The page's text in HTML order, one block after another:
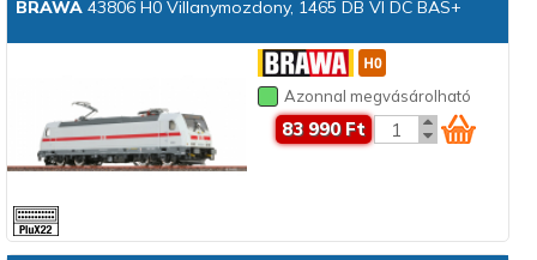
BRAWA43806 H0 Villanymozdony, 1465 DB VI DC BAS+
Azonnal megvásárolható
83 990 Ft